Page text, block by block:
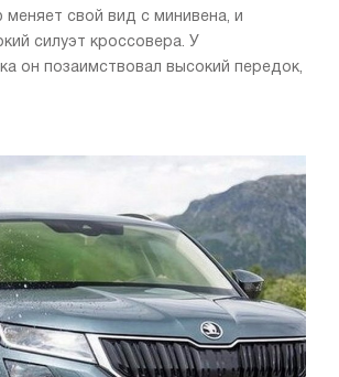
меняет свой вид с минивена, и
силуэт кроссовера. У
он позаимствовал высокий передок,